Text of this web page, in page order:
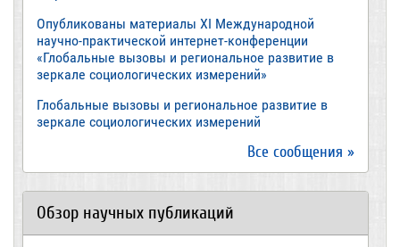
Опубликованы материалы XI Международной
научно-практической интернет-конференции
«Глобальные вызовы и региональное развитие в
зеркале социологических измерений»
Глобальные вызовы и региональное развитие в
зеркале социологических измерений
Все сообщения »
Обзор научных публикаций